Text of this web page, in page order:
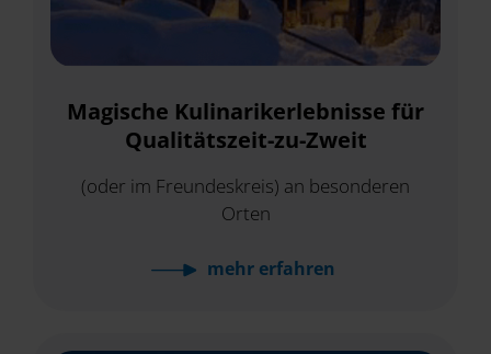
Magische Kulinarikerlebnisse für
Qualitätszeit-zu-Zweit
(oder im Freundeskreis) an besonderen
Orten
mehrerfahren